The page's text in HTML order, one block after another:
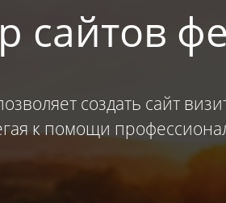
сайтов
создать сайт
к помощи